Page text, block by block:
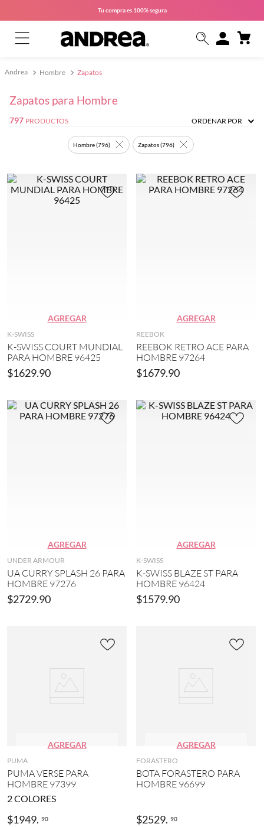
Tu compra es 100% segura
Hombre Zapatos
Zapatos para Hombre
797 PRODUCTOS ORDENAR POR
Hombre (796) Zapatos (796)
AGREGAR
K-SWISS
K-SWISS COURT MUNDIAL
PARA HOMBRE 96425
$1629.90
AGREGAR
REEBOK
REEBOK RETRO ACE PARA
HOMBRE 97264
$1679.90
AGREGAR
UNDER ARMOUR
UA CURRY SPLASH 26 PARA
HOMBRE 97276
$2729.90
AGREGAR
K-SWISS
K-SWISS BLAZE ST PARA
HOMBRE 96424
$1579.90
AGREGAR
PUMA
PUMA VERSE PARA
HOMBRE 97399
2COLORES
$1949. 90
AGREGAR
FORASTERO
BOTA FORASTERO PARA
HOMBRE 96699
$2529. 90